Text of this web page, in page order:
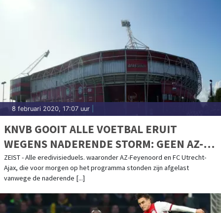
8 februari 2020, 17:07 uur
KNVB GOOIT ALLE VOETBAL ERUIT
WEGENS NADERENDE STORM: GEEN AZ-
FEYENOORD EN FC UTRECHT-AJAX
ZEIST - Alle eredivisieduels. waaronder AZ-Feyenoord en FC Utrecht-
Ajax, die voor morgen op het programma stonden zijn afgelast
vanwege de naderende [...]